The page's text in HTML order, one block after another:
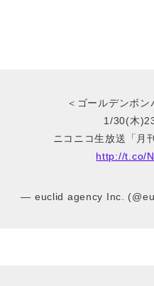
＜ゴールデンボ
1/30(木
ニコニコ生放送「月
http://t.co/
— euclid agency Inc.